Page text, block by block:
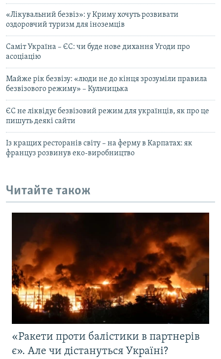
«Лікувальний безвіз»: у Криму хочуть розвивати
оздоровчий туризм для іноземців
Саміт Україна – ЄС: чи буде нове дихання Угоди про
асоціацію
Майже рік безвізу: «люди не до кінця зрозуміли правила
безвізового режиму» – Кульчицька
ЄС не ліквідує безвізовий режим для українців, як про це
пишуть деякі сайти
Із кращих ресторанів світу – на ферму в Карпатах: як
француз розвинув еко-виробництво
Читайте також
«Ракети проти балістики в партнерів
є». Але чи дістануться Україні?